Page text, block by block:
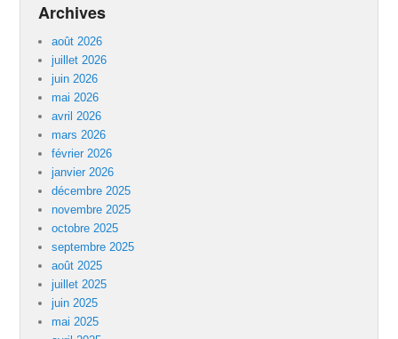
Archives
août 2026
juillet 2026
juin 2026
mai 2026
avril 2026
mars 2026
février 2026
janvier 2026
décembre 2025
novembre 2025
octobre 2025
septembre 2025
août 2025
juillet 2025
juin 2025
mai 2025